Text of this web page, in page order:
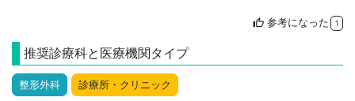
thumb_up 参考になった 1
推奨診療科と医療機関タイプ
整形外科 診療所・クリニック